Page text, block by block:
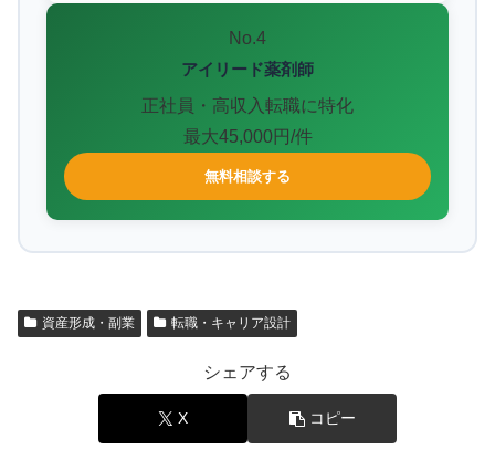
No.4
アイリード薬剤師
正社員・高収入転職に特化
最大45,000円/件
無料相談する
資産形成・副業 転職・キャリア設計
シェアする
X コピー